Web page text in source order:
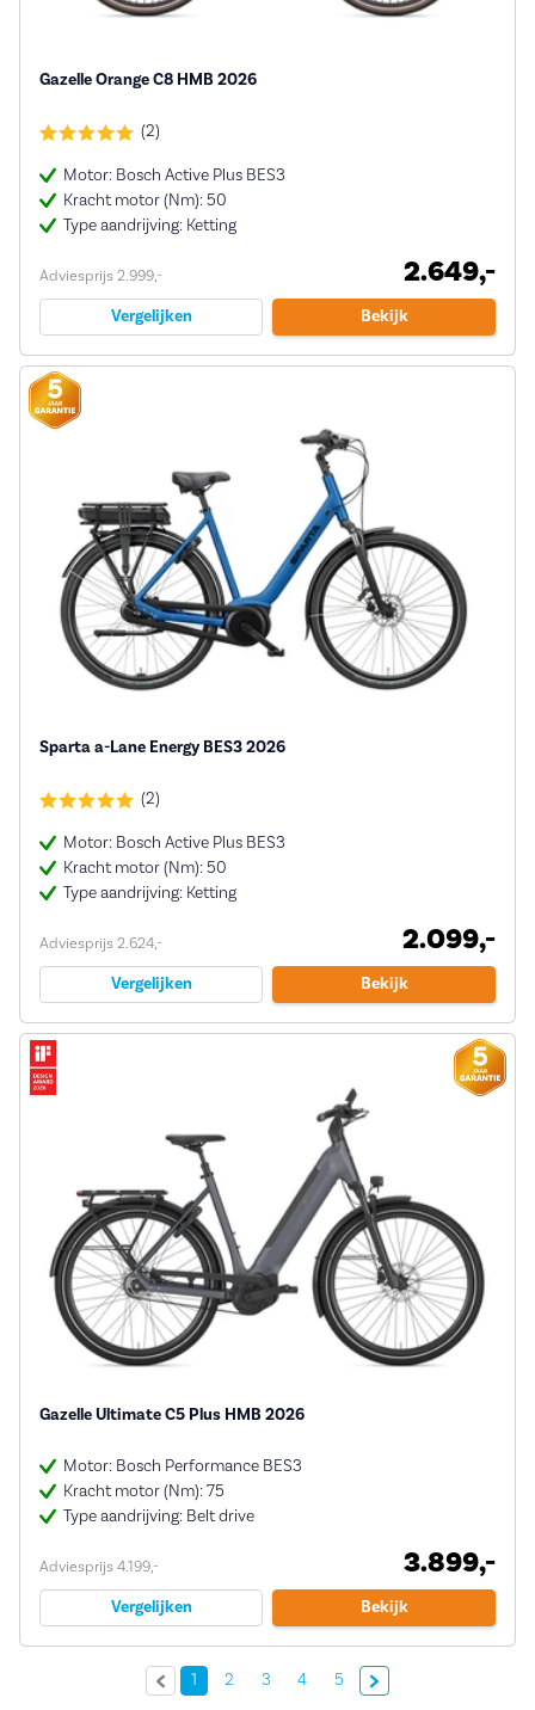
Gazelle Orange C8 HMB 2026
(2)
Motor: Bosch Active Plus BES3
Kracht motor (Nm): 50
Type aandrijving: Ketting
Adviesprijs 2.999,- 2.649,-
Vergelijken Bekijk
Sparta a-Lane Energy BES3 2026
(2)
Motor: Bosch Active Plus BES3
Kracht motor (Nm): 50
Type aandrijving: Ketting
Adviesprijs 2.624,- 2.099,-
Vergelijken Bekijk
Gazelle Ultimate C5 Plus HMB 2026
Motor: Bosch Performance BES3
Kracht motor (Nm): 75
Type aandrijving: Belt drive
Adviesprijs 4.199,- 3.899,-
Vergelijken Bekijk
1 2 3 4 5 Volgende »